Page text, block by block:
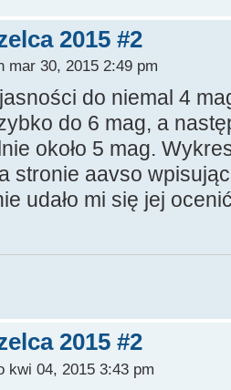
2015 #2
mar 30, 2015 2:49 pm
do niemal 4
do 6 mag, a
około 5 mag.
stronie aavso
udało mi się jej
2015 #2
kwi 04, 2015 3:43 pm